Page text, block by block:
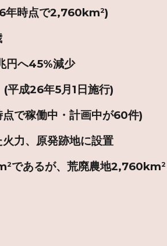
時点で2,760km2)
へ45%減少
成26年5月1日施行)
で稼働中・計画中が60件)
力、原発跡地に設置
2であるが、荒廃農地2,760km2